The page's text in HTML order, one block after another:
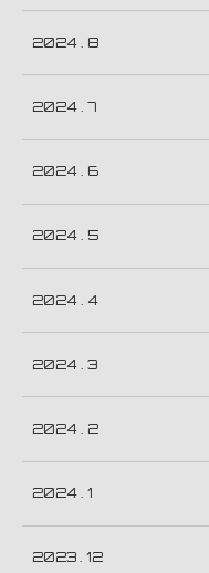
2024 . 8
2024 . 7
2024 . 6
2024 . 5
2024 . 4
2024 . 3
2024 . 2
2024 . 1
2023 . 12